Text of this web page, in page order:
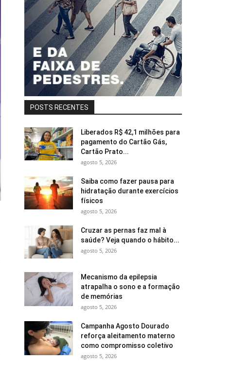
POSTS RECENTES
Liberados R$ 42,1 milhões para
pagamento do Cartão Gás,
Cartão Prato...
agosto 5, 2026
Saiba como fazer pausa para
hidratação durante exercícios
físicos
agosto 5, 2026
Cruzar as pernas faz mal à
saúde? Veja quando o hábito...
agosto 5, 2026
Mecanismo da epilepsia
atrapalha o sono e a formação
de memórias
agosto 5, 2026
Campanha Agosto Dourado
reforça aleitamento materno
como compromisso coletivo
agosto 5, 2026